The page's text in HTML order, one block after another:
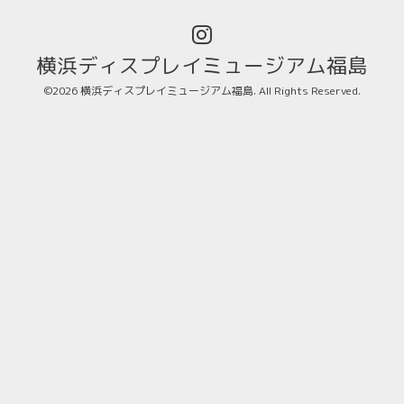
横浜ディスプレイミュージアム福島
©2026横浜ディスプレイミュージアム福島. All Rights Reserved.